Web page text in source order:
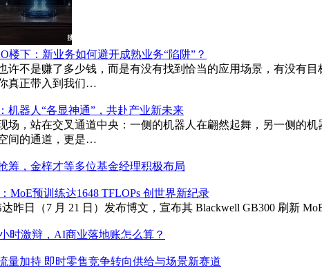
楼下：新业务如何避开成熟业务“陷阱”？
许不是赚了多少钱，而是有没有找到恰当的应用场景，有没有
真正带入到我们…
机器人“各显神通”，共赴产业新未来
场，站在交叉通道中央：一侧的机器人在翩然起舞，另一侧的
间的通道，更是…
筹，金梓才等多位基金经理积极布局
MoE预训练达1648 TFLOPs 创世界新纪录
昨日（7 月 21 日）发布博文，宣布其 Blackwell GB300 刷新
时激辩，AI商业落地账怎么算？
量加持 即时零售竞争转向供给与场景新赛道